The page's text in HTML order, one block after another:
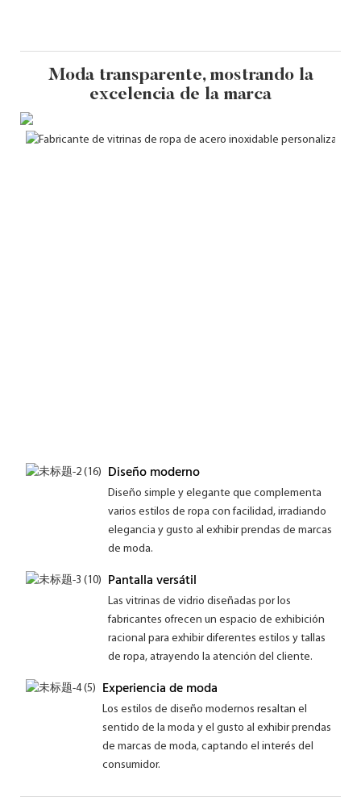
Moda transparente, mostrando la
excelencia de la marca
Diseño moderno
Diseño simple y elegante que complementa
varios estilos de ropa con facilidad, irradiando
elegancia y gusto al exhibir prendas de marcas
de moda.
Pantalla versátil
Las vitrinas de vidrio diseñadas por los
fabricantes ofrecen un espacio de exhibición
racional para exhibir diferentes estilos y tallas
de ropa, atrayendo la atención del cliente.
Experiencia de moda
Los estilos de diseño modernos resaltan el
sentido de la moda y el gusto al exhibir prendas
de marcas de moda, captando el interés del
consumidor.